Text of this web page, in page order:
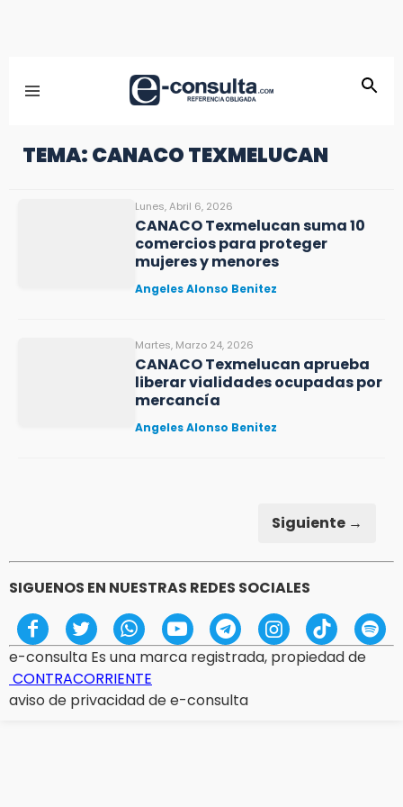
TEMA: CANACO TEXMELUCAN
Lunes, Abril 6, 2026
CANACO Texmelucan suma 10
comercios para proteger
mujeres y menores
Angeles Alonso Benitez
Martes, Marzo 24, 2026
CANACO Texmelucan aprueba
liberar vialidades ocupadas por
mercancía
Angeles Alonso Benitez
Siguiente →
SIGUENOS EN NUESTRAS REDES SOCIALES
e-consulta Es una marca registrada, propiedad de
CONTRACORRIENTE
aviso de privacidad de e-consulta